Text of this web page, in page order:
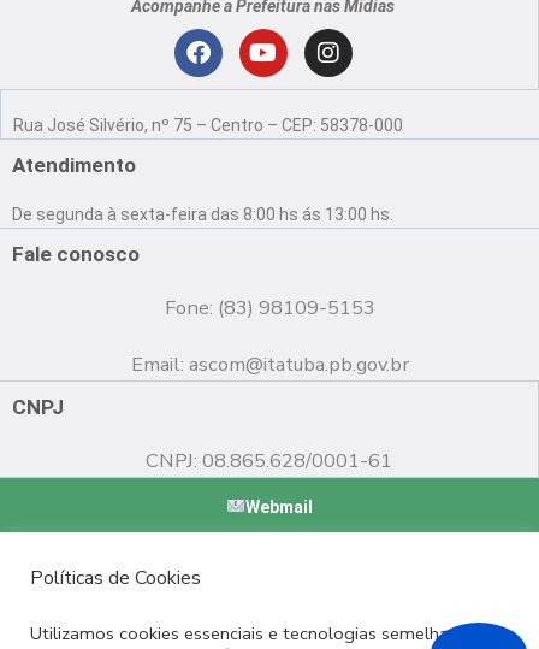
Acompanhe a Prefeitura nas Mídias
F
c
o
o
Y
u
b
e
I
n
s
g
r
Rua José Silvério, nº 75 – Centro – CEP: 58378-000
Atendimento
De segunda à sexta-feira das 8:00 hs ás 13:00 hs.
Fale conosco
Fone: (83) 98109-5153
Email: ascom@itatuba.pb.gov.br
CNPJ
CNPJ: 08.865.628/0001-61
Webmail
Políticas de Cookies
Utilizamos cookies essenciais e tecnologias semelhantes de